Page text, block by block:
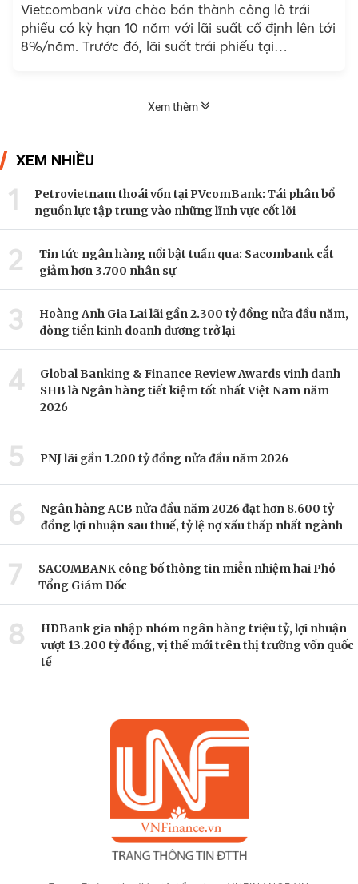
Vietcombank vừa chào bán thành công lô trái
phiếu có kỳ hạn 10 năm với lãi suất cố định lên tới
8%/năm. Trước đó, lãi suất trái phiếu tại
Xem thêm
XEM NHIỀU
1
Petrovietnam thoái vốn tại PVcomBank: Tái phân bổ
nguồn lực tập trung vào những lĩnh vực cốt lõi
2
Tin tức ngân hàng nổi bật tuần qua: Sacombank cắt
giảm hơn 3.700 nhân sự
3
Hoàng Anh Gia Lai lãi gần 2.300 tỷ đồng nửa đầu năm,
dòng tiền kinh doanh dương trở lại
4
Global Banking & Finance Review Awards vinh danh
SHB là Ngân hàng tiết kiệm tốt nhất Việt Nam năm
2026
5 PNJ lãi gần 1.200 tỷ đồng nửa đầu năm 2026
6
Ngân hàng ACB nửa đầu năm 2026 đạt hơn 8.600 tỷ
đồng lợi nhuận sau thuế, tỷ lệ nợ xấu thấp nhất ngành
7
SACOMBANK công bố thông tin miễn nhiệm hai Phó
Tổng Giám Đốc
8
HDBank gia nhập nhóm ngân hàng triệu tỷ, lợi nhuận
vượt 13.200 tỷ đồng, vị thế mới trên thị trường vốn quốc
tế